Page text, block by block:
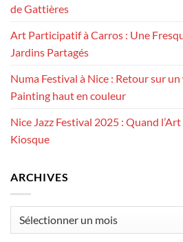
de Gattières
Art Participatif à Carros : Une
Jardins Partagés
Numa Festival à Nice : Retour sur
Painting haut en couleur
Nice Jazz Festival 2025 : Quand
Kiosque
ARCHIVES